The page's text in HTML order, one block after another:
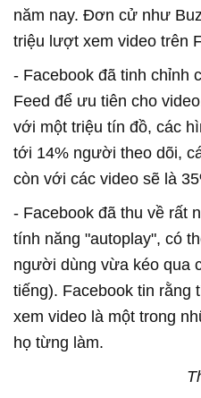
năm nay. Đơn cử như
triệu lượt xem video trên
- Facebook đã tinh chỉnh
Feed để ưu tiên cho
với một triệu tín đồ, các
tới 14% người theo dõi,
còn với các video sẽ là
- Facebook đã thu về rất
tính năng "autoplay", có
người dùng vừa kéo qua
tiếng). Facebook tin rằng
xem video là một trong
họ từng làm.